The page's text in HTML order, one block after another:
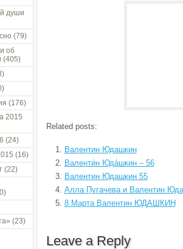
Related posts:
Валентин Юдашкин
Валенти́н Юда́шкин – 56
Валентин Юдашкин 55
Алла Пугачева и Валентин
8 Марта Валентин ЮДАШКИН
Leave a Reply
души
(79)
об
(405)
(176)
2015
(24)
(16)
(22)
(23)